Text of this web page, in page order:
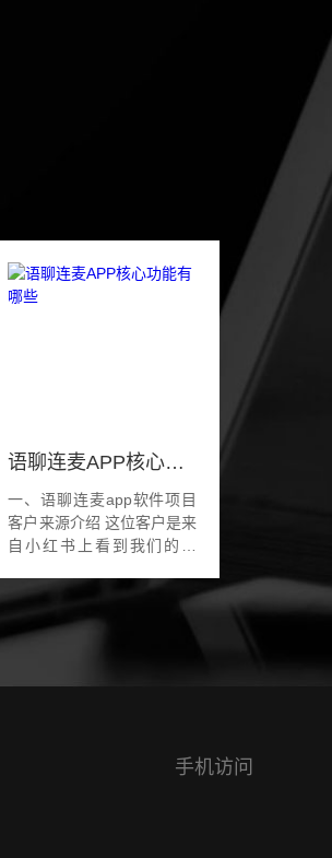
语聊连麦APP核心功能有哪些
一、语聊连麦app软件项目
客户来源介绍 这位客户是来
自小红书上看到我们的信
app软件，大概是功能就是
主播以先入驻的形式。老板
有钱有自己的人脉和...
手机访问